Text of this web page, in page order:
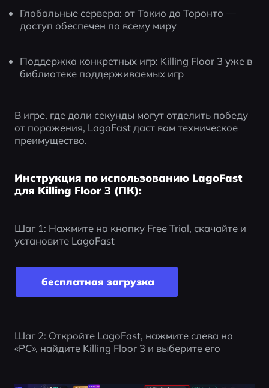
Глобальные сервера: от Токио до Торонто —
доступ обеспечен по всему миру
Поддержка конкретных игр: Killing Floor 3 уже в
библиотеке поддерживаемых игр
В игре, где доли секунды могут отделить победу
от поражения, LagoFast даст вам техническое
преимущество.
Инструкция по использованию LagoFast
для Killing Floor 3 (ПК):
Шаг 1: Нажмите на кнопку Free Trial, скачайте и
установите LagoFast
бесплатная загрузка
Шаг 2: Откройте LagoFast, нажмите слева на
«PC», найдите Killing Floor 3 и выберите его